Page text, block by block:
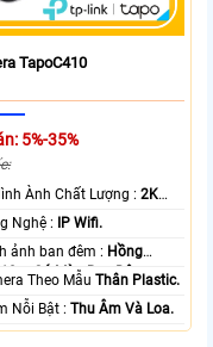
TapoC410
5%-35%
Hình Ành Chất Lượng :2K
⚜️ Công Nghệ : IP Wifi.
🌔 Hình ảnh ban đêm : Hồng
Có Màu Ban Ðêm.
Theo MẫuThân Plastic.
️💎 Điểm Nỗi Bật :Thu Âm Và Loa.